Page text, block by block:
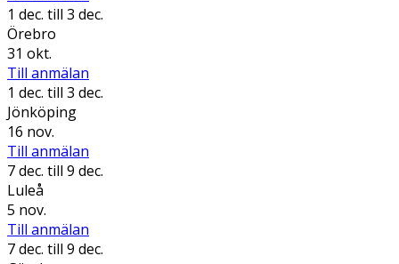
1 dec. till 3 dec.
Örebro
31 okt.
Till anmälan
1 dec. till 3 dec.
Jönköping
16 nov.
Till anmälan
7 dec. till 9 dec.
Luleå
5 nov.
Till anmälan
7 dec. till 9 dec.